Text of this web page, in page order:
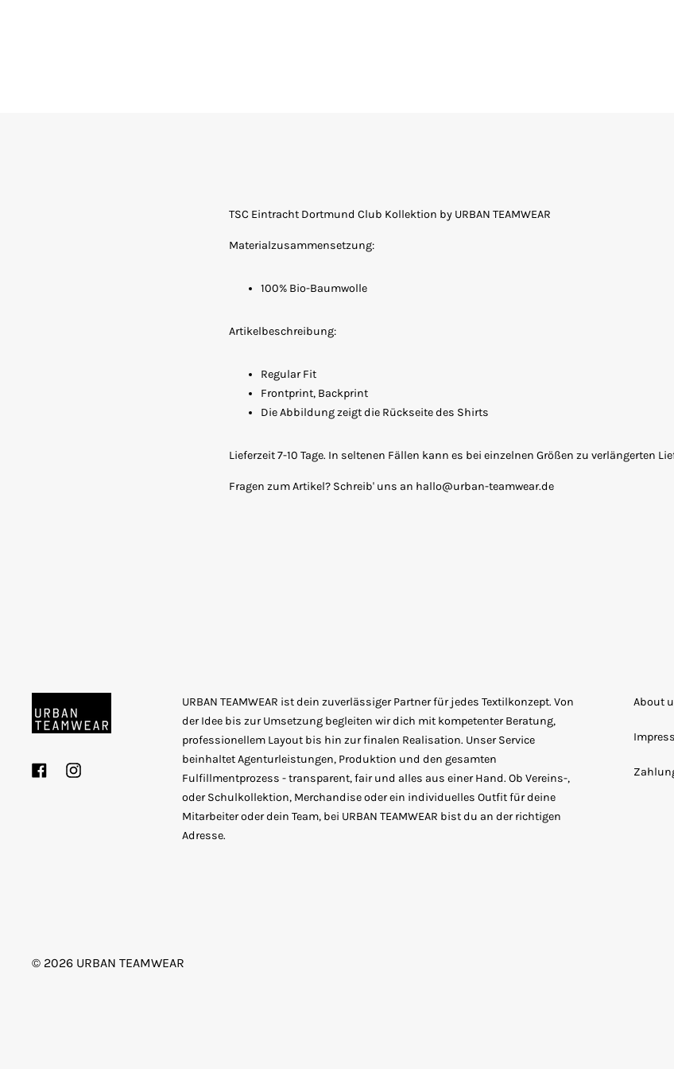
TSC Eintracht Dortmund Club Kollektion by URBAN TEAMWEAR
Materialzusammensetzung:
100% Bio-Baumwolle
Artikelbeschreibung:
Regular Fit
Frontprint, Backprint
Die Abbildung zeigt die Rückseite des Shirts
Lieferzeit 7-10 Tage. In seltenen Fällen kann es bei einzelnen Größen zu verlängerten
Fragen zum Artikel? Schreib' uns an hallo@urban-teamwear.de
FacebookInstagram
URBAN TEAMWEAR ist dein zuverlässiger Partner für jedes Textilkonzept. Von
der Idee bis zur Umsetzung begleiten wir dich mit kompetenter Beratung,
professionellem Layout bis hin zur finalen Realisation. Unser Service
beinhaltet Agenturleistungen, Produktion und den gesamten
Fulfillmentprozess - transparent, fair und alles aus einer Hand. Ob Vereins-,
oder Schulkollektion, Merchandise oder ein individuelles Outfit für deine
Mitarbeiter oder dein Team, bei URBAN TEAMWEAR bist du an der richtigen
Adresse.
About
© 2026 URBAN TEAMWEAR